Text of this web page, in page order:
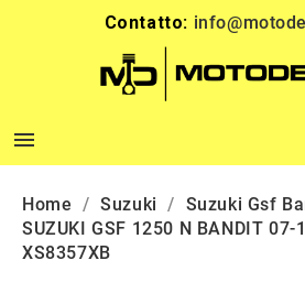
Contatto:

Home Suzuki Suzuki Gsf
SUZUKI GSF 1250 N BANDIT 07-
XS8357XB